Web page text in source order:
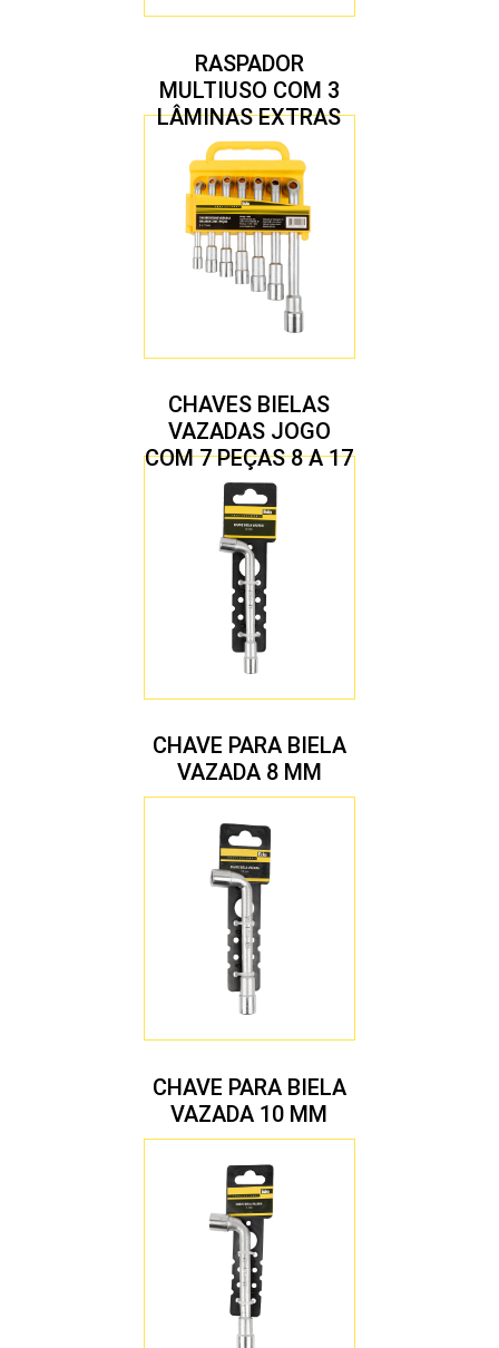
RASPADOR
MULTIUSO COM 3
LÂMINAS EXTRAS
CHAVES BIELAS
VAZADAS JOGO
COM 7 PEÇAS 8 A 17
MM
CHAVE PARA BIELA
VAZADA 8 MM
CHAVE PARA BIELA
VAZADA 10 MM